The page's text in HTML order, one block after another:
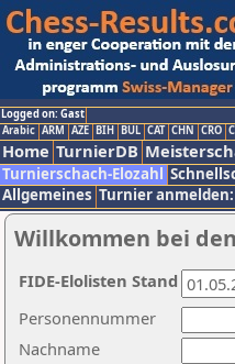
Logged on: Gast
Arabic ARM AZE BIH BUL CAT CHN CRO
Home TurnierDB
Turnierschach-Elozahl
Allgemeines Turnier anmelden:
Willkommen bei
Nachname
Personennummer
FIDE-Elolisten Stand